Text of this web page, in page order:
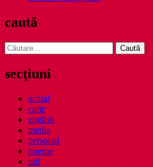
caută
Caută
după:
secţiuni
actual
carte
english
media
personal
poeme
util